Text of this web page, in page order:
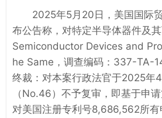
2025年5月20日，美国国际
布公告称，对特定半导体器件及
Semiconductor Devices and
he Same，调查编码：337-TA-
终裁：对本案行政法官于2025年
（No.46）不予复审，即基于申
对美国注册专利号8,686,562所有